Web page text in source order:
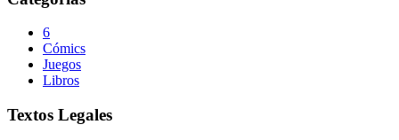
6
Cómics
Juegos
Libros
Textos Legales